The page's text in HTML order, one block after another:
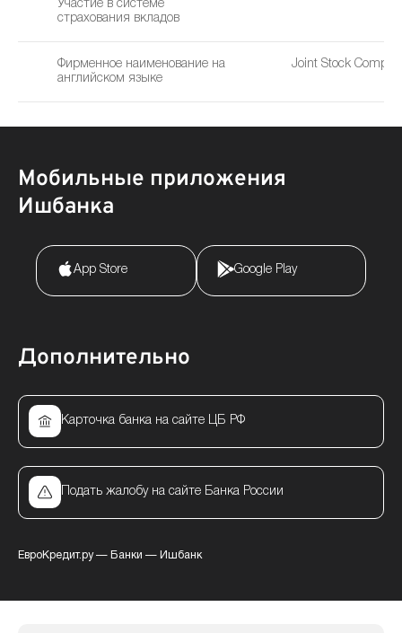
Участие в системе
страхования вкладов
Фирменное наименование на
английском языке
Joint Stock
Мобильные приложения
Ишбанка
App Store Google Play
Дополнительно
Карточка банка на сайте ЦБ РФ
Подать жалобу на сайте Банка России
ЕвроКредит.ру— Банки — Ишбанк